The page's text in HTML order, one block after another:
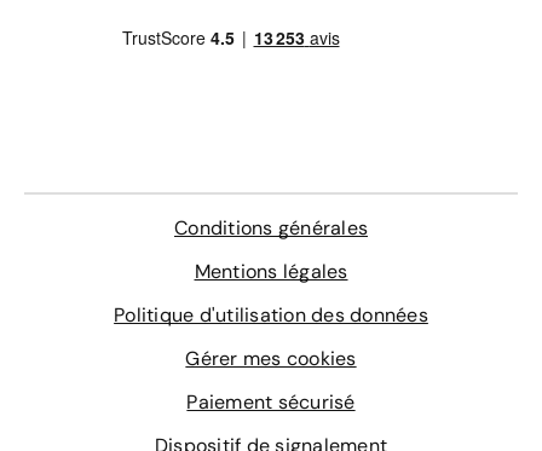
Vous souhaitez avoir des feux LED sur votre voiture, un
Toyota Yaris hybride
Toyota Yaris France
Toyota safety sense
Garantie Toyota
Conditions générales
Mentions légales
Politique d'utilisation des données
Gérer mes cookies
Paiement sécurisé
Dispositif de signalement